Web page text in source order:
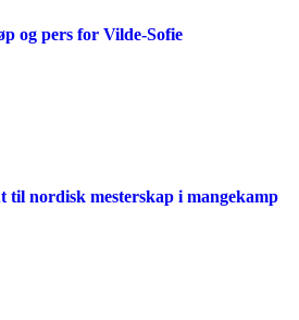
og pers for Vilde-Sofie
til nordisk mesterskap i mangekamp